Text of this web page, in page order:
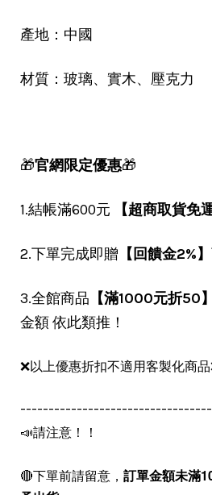
產地：中國
材質：玻璃、實木、壓克力
🎁官網限定優惠🎁
1.結帳滿600元 【超商取貨免
2.下單完成即贈 【回饋金2%】
3.全館商品 【滿1000元折50】
金額 依此類推！
❌以上優惠折扣不適用客製化商品
📣請注意！！
🔴下單前請留意， 訂單金額未滿